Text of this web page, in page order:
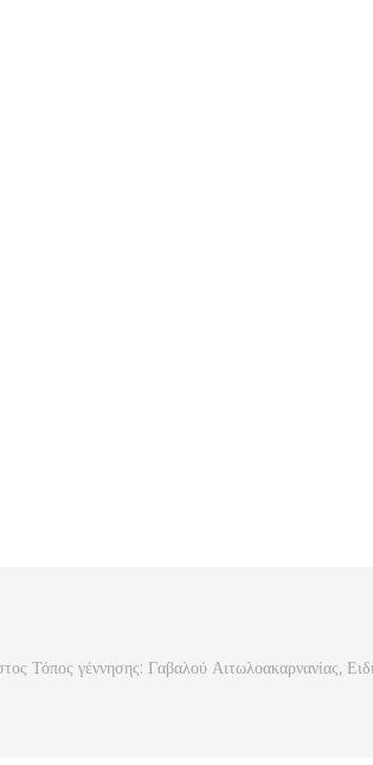
Τόπος γέννησης: Γαβαλού Αιτωλοακαρνανίας,